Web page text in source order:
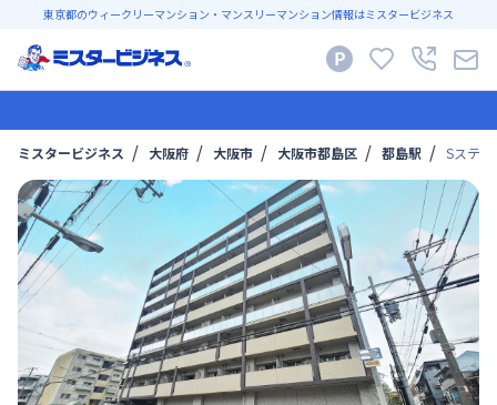
東京都のウィークリーマンション・マンスリーマンション情報はミスタービジネス
ミスタービジネス 大阪府 大阪市 大阪市都島区 都島駅 Sステ